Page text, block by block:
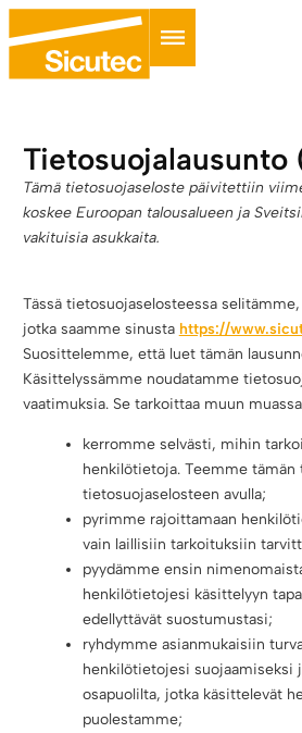
Tietosuojalausunto
Tämä tietosuojaseloste päivitettiin
koskee Euroopan talousalueen ja
vakituisia asukkaita.
Tässä tietosuojaselosteessa
jotka saamme sinusta https://
Suosittelemme, että luet tämän
Käsittelyssämme noudatamme
vaatimuksia. Se tarkoittaa muun
kerromme selvästi, mihin
henkilötietoja. Teemme tämän
tietosuojaselosteen avulla;
pyrimme rajoittamaan
vain laillisiin tarkoituksiin
pyydämme ensin
henkilötietojesi käsittelyyn
edellyttävät suostumustasi;
ryhdymme asianmukaisiin
henkilötietojesi suojaamiseksi
osapuolilta, jotka käsittelevät
puolestamme;